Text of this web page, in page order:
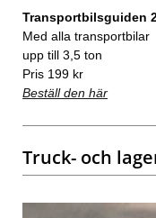
Transportbilsguiden
Med alla transportbilar
upp till 3,5 ton
Pris 199 kr
Beställ den här
Truck- och